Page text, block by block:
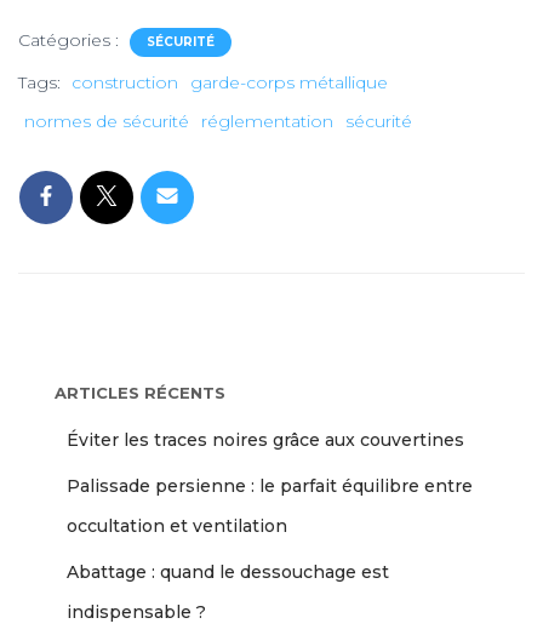
Catégories : SÉCURITÉ
Tags: construction
garde-corps métallique
normes de sécurité
réglementation sécurité
ARTICLES RÉCENTS
Éviter les traces noires grâce aux couvertines
Palissade persienne : le parfait équilibre entre
occultation et ventilation
Abattage : quand le dessouchage est
indispensable ?